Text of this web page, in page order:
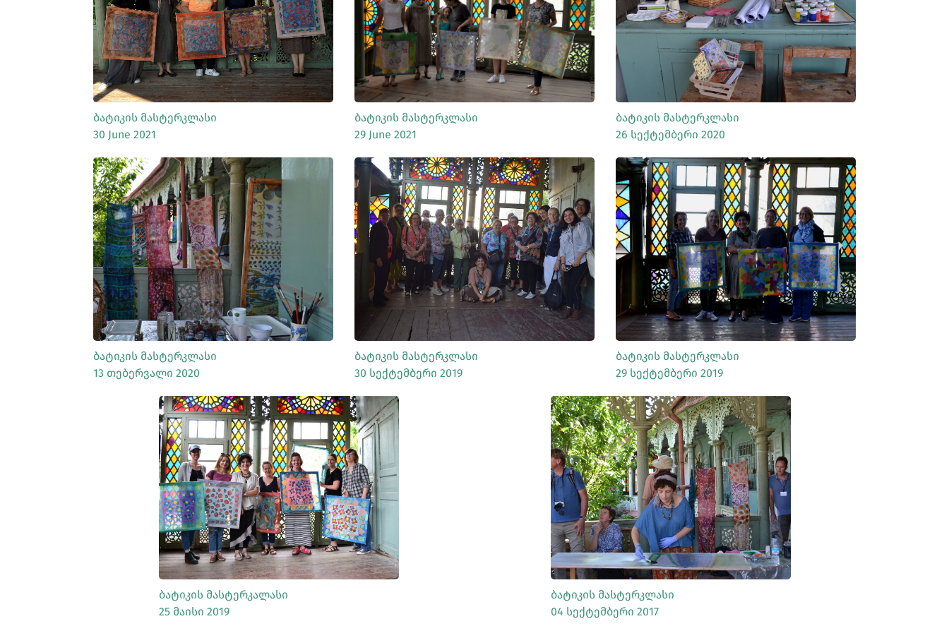
ᲡᲠᲣᲚᲐᲓ ᲜᲐᲮᲕᲐ
Ბატიკის Მასტერკლასი
30 June 2021
ᲡᲠᲣᲚᲐᲓ ᲜᲐᲮᲕᲐ
Ბატიკის Მასტერკლასი
29 June 2021
ᲡᲠᲣᲚᲐᲓ ᲜᲐᲮᲕᲐ
Ბატიკის Მასტერკლასი
26 Სექტემბერი 2020
ᲡᲠᲣᲚᲐᲓ ᲜᲐᲮᲕᲐ
Ბატიკის Მასტერკლასი
13 Თებერვალი 2020
ᲡᲠᲣᲚᲐᲓ ᲜᲐᲮᲕᲐ
Ბატიკის Მასტერკლასი
30 Სექტემბერი 2019
ᲡᲠᲣᲚᲐᲓ ᲜᲐᲮᲕᲐ
Ბატიკის Მასტერკლასი
29 Სექტემბერი 2019
ᲡᲠᲣᲚᲐᲓ ᲜᲐᲮᲕᲐ
Ბატიკის Მასტერკალასი
25 Მაისი 2019
ᲡᲠᲣᲚᲐᲓ ᲜᲐᲮᲕᲐ
Ბატიკის Მასტერკლასი
04 Სექტემბერი 2017